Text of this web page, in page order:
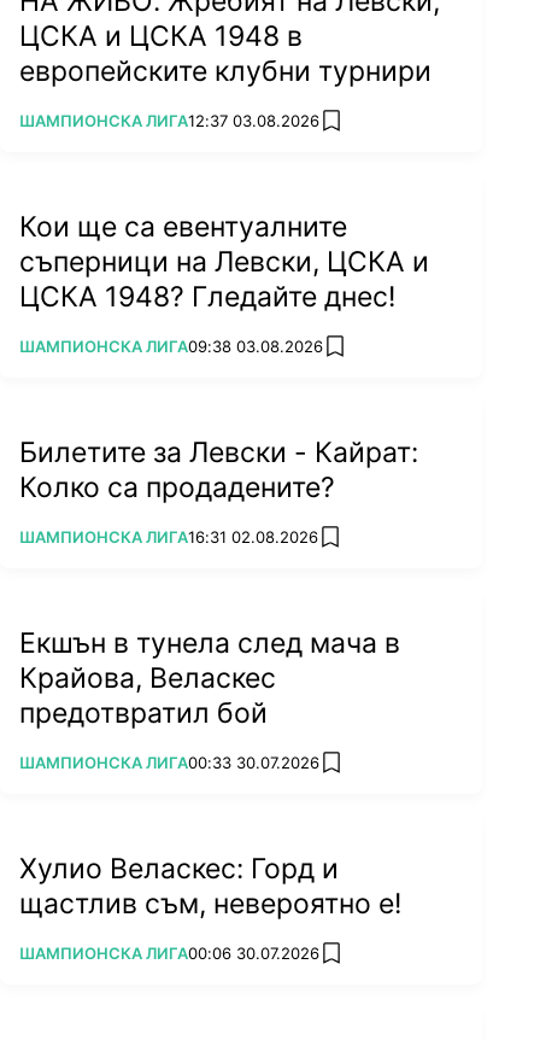
ЦСКА и ЦСКА 1948 в
европейските клубни турнири
ПОВЕЧЕ ОТ
ШАМПИОНСКА ЛИГА12:37 03.08.2026 add favorites
Кои ще са евентуалните
съперници на Левски, ЦСКА и
ЦСКА 1948? Гледайте днес!
ПОВЕЧЕ ОТ
ШАМПИОНСКА ЛИГА09:38 03.08.2026 add favorites
Билетите за Левски - Кайрат:
Колко са продадените?
ПОВЕЧЕ ОТ
ШАМПИОНСКА ЛИГА16:31 02.08.2026 add favorites
Екшън в тунела след мача в
Крайова, Веласкес
предотвратил бой
ПОВЕЧЕ ОТ
ШАМПИОНСКА ЛИГА00:33 30.07.2026 add favorites
Хулио Веласкес: Горд и
щастлив съм, невероятно е!
ПОВЕЧЕ ОТ
ШАМПИОНСКА ЛИГА00:06 30.07.2026 add favorites